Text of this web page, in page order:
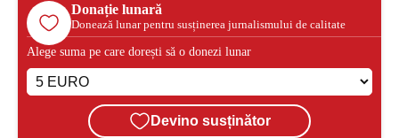
Donație lunară
Donează lunar pentru susținerea jurnalismului de calitate
Alege suma pe care dorești să o donezi lunar
Devino susținător